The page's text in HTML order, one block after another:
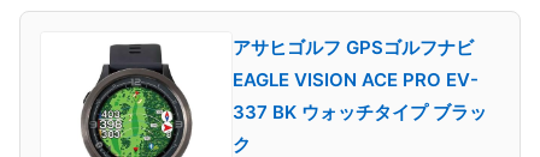
アサヒゴルフ GPSゴルフナビ
EAGLE VISION ACE PRO EV-
337 BK ウォッチタイプ ブラッ
ク